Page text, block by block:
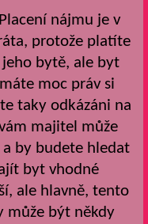
nájmu je v
protože platíte
bytě, ale byt
moc práv si
taky odkázáni na
majitel může
by budete hledat
byt vhodné
ale hlavně, tento
může být někdy